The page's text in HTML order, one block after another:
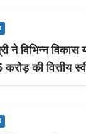
ने विभिन्न
की वित्तीय